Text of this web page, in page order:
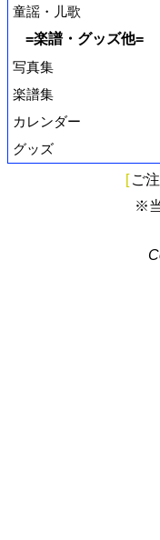
童謡・儿歌
=楽譜・グッズ他=
写真集
楽譜集
カレンダー
グッズ
[ ご
※